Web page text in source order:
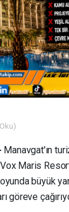
Manavgat'ın
Maris
büyük
göreve